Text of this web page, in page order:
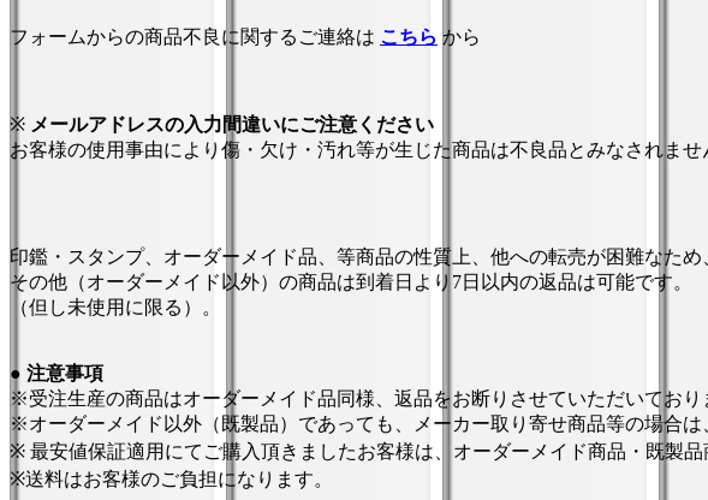
フォームからの商品不良に関するご連絡は こちら から
※ メールアドレスの入力間違いにご注意ください
お客様の使用事由により傷・欠け・汚れ等が生じた商品は不良品とみなされませ
印鑑・スタンプ、オーダーメイド品、等商品の性質上、他への転売が困難なた
その他（オーダーメイド以外）の商品は到着日より7日以内の返品は可能です。
（但し未使用に限る）。
● 注意事項
※受注生産の商品はオーダーメイド品同様、返品をお断りさせていただいており
※オーダーメイド以外（既製品）であっても、メーカー取り寄せ商品等の場合は
※ 最安値保証適用にてご購入頂きましたお客様は、オーダーメイド商品・既製
※送料はお客様のご負担になります。